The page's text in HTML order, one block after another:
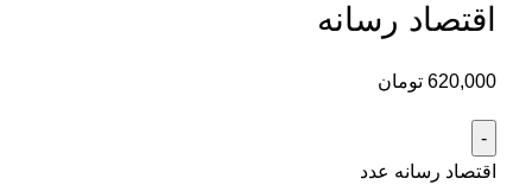
اقتصاد رسانه
620,000 تومان
اقتصاد رسانه عدد